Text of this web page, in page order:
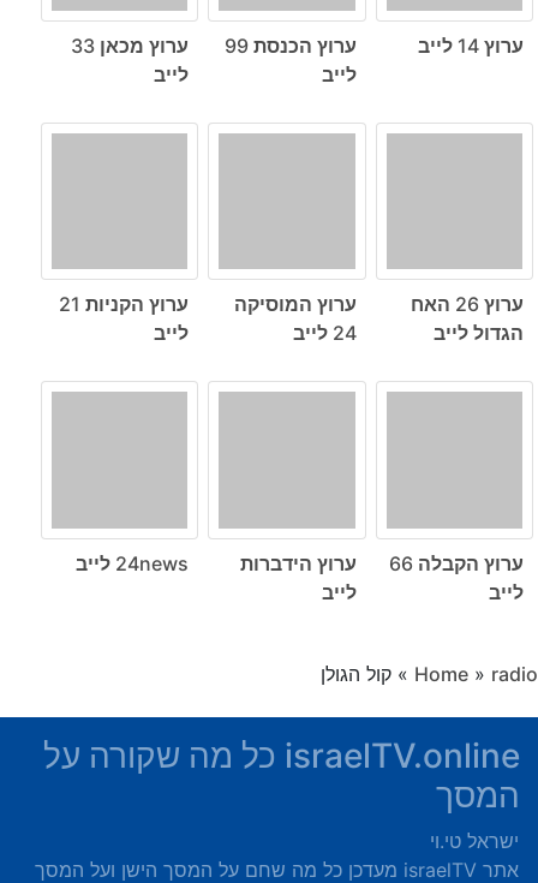
ערוץ 14 לייב
ערוץ הכנסת 99
לייב
ערוץ מכאן 33
לייב
ערוץ 26 האח
הגדול לייב
ערוץ המוסיקה
24 לייב
ערוץ הקניות 21
לייב
ערוץ הקבלה 66
לייב
ערוץ הידברות
לייב
24news לייב
Home » radio
» קול הגולן
israelTV.online כל מה שקורה על
המסך
ישראל טי.וי
אתר israelTV מעדכן כל מה שחם על המסך הישן ועל המסך